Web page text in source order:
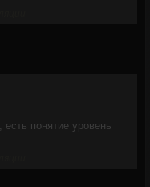
понятие уровень